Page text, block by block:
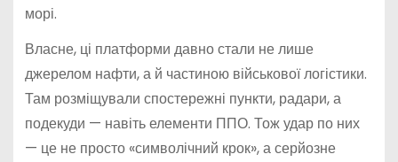
морі.
Власне, ці платформи давно стали не лише
джерелом нафти, а й частиною військової логістики.
Там розміщували спостережні пункти, радари, а
подекуди — навіть елементи ППО. Тож удар по них
— це не просто «символічний крок», а серйозне